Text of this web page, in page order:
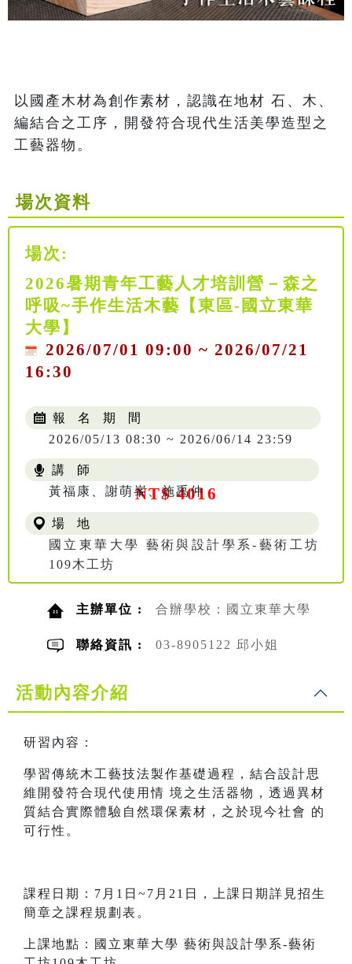
以國產木材為創作素材，認識在地材 石、木、
編結合之工序，開發符合現代生活美學造型之
工藝器物。
場次資料
場次:
2026暑期青年工藝人才培訓營－森之
呼吸~手作生活木藝【東區-國立東華
大學】
2026/07/01 09:00 ~ 2026/07/21
16:30
NT$ 4016
報 名 期 間
2026/05/13 08:30 ~ 2026/06/14 23:59
講 師
黃福康、謝萌峯、施禹仲
場 地
國立東華大學 藝術與設計學系-藝術工坊
109木工坊
主辦單位 : 合辦學校：國立東華大學
聯絡資訊 : 03-8905122 邱小姐
活動內容介紹
研習內容：
學習傳統木工藝技法製作基礎過程，結合設計思
維開發符合現代使用情 境之生活器物，透過異材
質結合實際體驗自然環保素材，之於現今社會 的
可行性。
課程日期：7月1日~7月21日，上課日期詳見招生
簡章之課程規劃表。
上課地點：國立東華大學 藝術與設計學系-藝術